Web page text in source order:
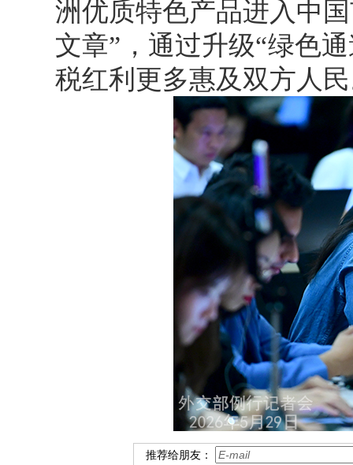
洲优质特色产品进入中
文章”，通过升级“绿色
税红利更多惠及双方人
推荐给朋友：